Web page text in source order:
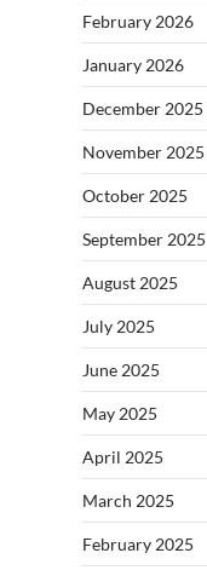
February 2026
January 2026
December 2025
November 2025
October 2025
September 2025
August 2025
July 2025
June 2025
May 2025
April 2025
March 2025
February 2025